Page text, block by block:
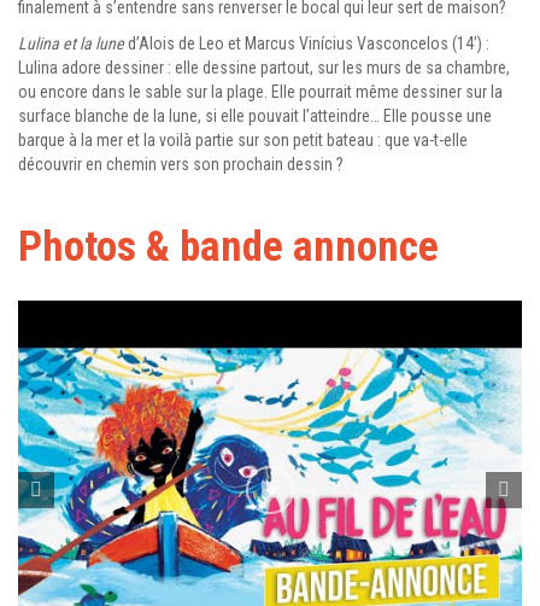
finalement à s’entendre sans renverser le bocal qui leur sert de maison?
Lulina et la luned’Alois de Leo et Marcus Vinícius Vasconcelos (14’) :
Lulina adore dessiner : elle dessine partout, sur les murs de sa chambre,
ou encore dans le sable sur la plage. Elle pourrait même dessiner sur la
surface blanche de la lune, si elle pouvait l’atteindre… Elle pousse une
barque à la mer et la voilà partie sur son petit bateau : que va-t-elle
découvrir en chemin vers son prochain dessin ?
Photos & bande annonce